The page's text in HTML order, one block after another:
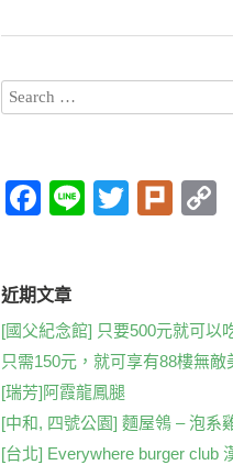
F
e
b
o
o
k
Li
T
Pl
k
近期文章
[國父紀念館] 只要500元就可以
只需150元，就可享有88樓無
[瑞芳]阿霞龍鳳腿
[中和, 四號公園] 麵屋鴒 – 泡系
[台北] Everywhere burger club